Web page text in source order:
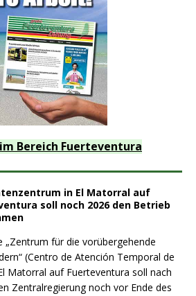
Bereich Fuerteventura
in El Matorral auf
soll noch 2026 den Betrieb
„Zentrum für die vorübergehende
(Centro de Atención Temporal de
Matorral auf Fuerteventura soll nach
Zentralregierung noch vor Ende des